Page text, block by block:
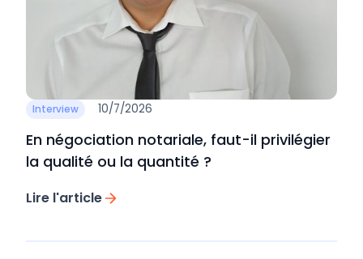
Interview 10/7/2026
En négociation notariale, faut-il privilégier
la qualité ou la quantité ?
Lire l'article